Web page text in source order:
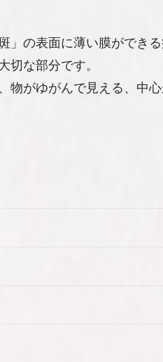
」の表面に薄い膜ができ
切な部分です。
物がゆがんで見える、中